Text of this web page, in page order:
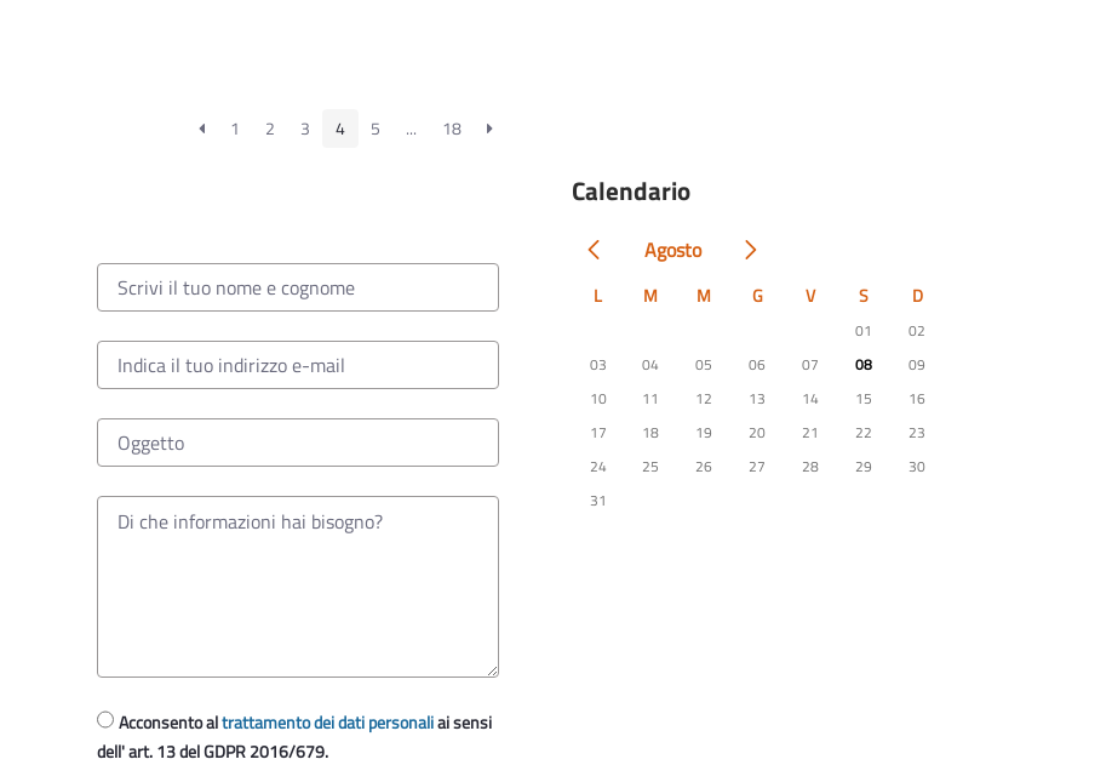
1 2 3 4 5 ... 18
Acconsento altrattamento dei dati personaliai sensi
dell' art. 13 del GDPR 2016/679.
Calendario
Agosto
L M M G V S D
01
02
03
04 05 06 07 08
09
10
11 12 13 14 15
16
17
18 19 20 21 22
23
24
25 26 27 28 29
30
31